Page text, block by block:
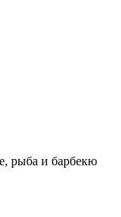
рыба и барбекю